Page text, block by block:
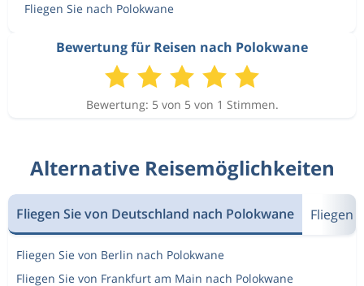
Fliegen Sie nach Polokwane
Bewertung für Reisen nach Polokwane
Bewertung: 5 von 5 von 1 Stimmen.
Alternative Reisemöglichkeiten
Fliegen Sie von Deutschland nach Polokwane Fliegen
Fliegen Sie von Berlin nach Polokwane
Fliegen Sie von Frankfurt am Main nach Polokwane